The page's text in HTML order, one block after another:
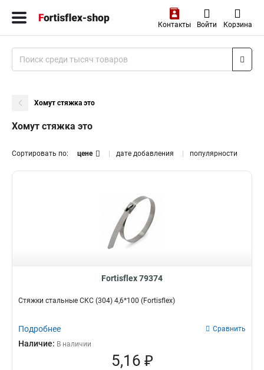
Контакты Войти Корзина
Хомут стяжка это
Хомут стяжка это
Сортировать по: цене дате добавления популярности
Fortisflex 79374
Стяжки стальные СКС (304) 4,6*100 (Fortisflex)
Подробнее Сравнить
Наличие: В наличии
5,16 ₽